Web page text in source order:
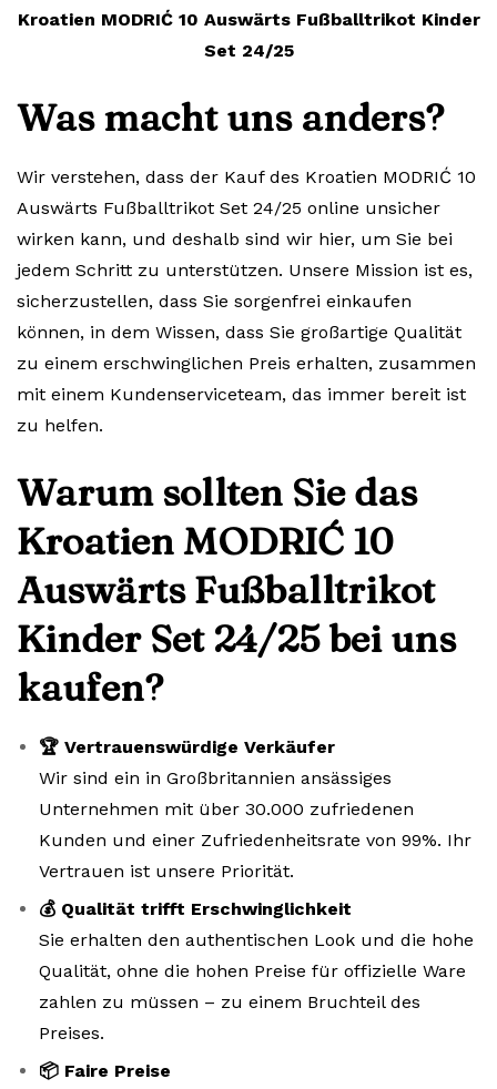
Kroatien MODRIĆ 10 Auswärts Fußballtrikot Kinder
Set 24/25
Was macht uns anders?
Wir verstehen, dass der Kauf des Kroatien MODRIĆ 10
Auswärts Fußballtrikot Set 24/25 online unsicher
wirken kann, und deshalb sind wir hier, um Sie bei
jedem Schritt zu unterstützen. Unsere Mission ist es,
sicherzustellen, dass Sie sorgenfrei einkaufen
können, in dem Wissen, dass Sie großartige Qualität
zu einem erschwinglichen Preis erhalten, zusammen
mit einem Kundenserviceteam, das immer bereit ist
zu helfen.
Warum sollten Sie das
Kroatien MODRIĆ 10
Auswärts Fußballtrikot
Kinder Set 24/25 bei uns
kaufen?
🏆 Vertrauenswürdige Verkäufer
Wir sind ein in Großbritannien ansässiges
Unternehmen mit über 30.000 zufriedenen
Kunden und einer Zufriedenheitsrate von 99%. Ihr
Vertrauen ist unsere Priorität.
💰 Qualität trifft Erschwinglichkeit
Sie erhalten den authentischen Look und die hohe
Qualität, ohne die hohen Preise für offizielle Ware
zahlen zu müssen – zu einem Bruchteil des
Preises.
📦 Faire Preise